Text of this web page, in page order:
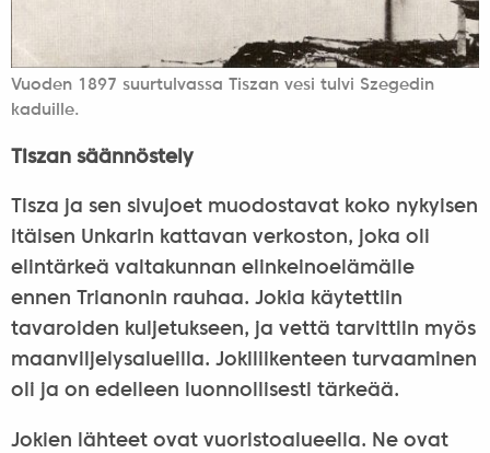
Vuoden 1897 suurtulvassa Tiszan vesi tulvi Szegedin
kaduille.
Tiszan säännöstely
Tisza ja sen sivujoet muodostavat koko nykyisen
itäisen Unkarin kattavan verkoston, joka oli
elintärkeä valtakunnan elinkeinoelämälle
ennen Trianonin rauhaa. Jokia käytettiin
tavaroiden kuljetukseen, ja vettä tarvittiin myös
maanviljelysalueilla. Jokiliikenteen turvaaminen
oli ja on edelleen luonnollisesti tärkeää.
Jokien lähteet ovat vuoristoalueella. Ne ovat